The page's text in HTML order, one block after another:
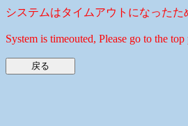
システムはタイムアウトになった
System is timeouted, Please go to the top